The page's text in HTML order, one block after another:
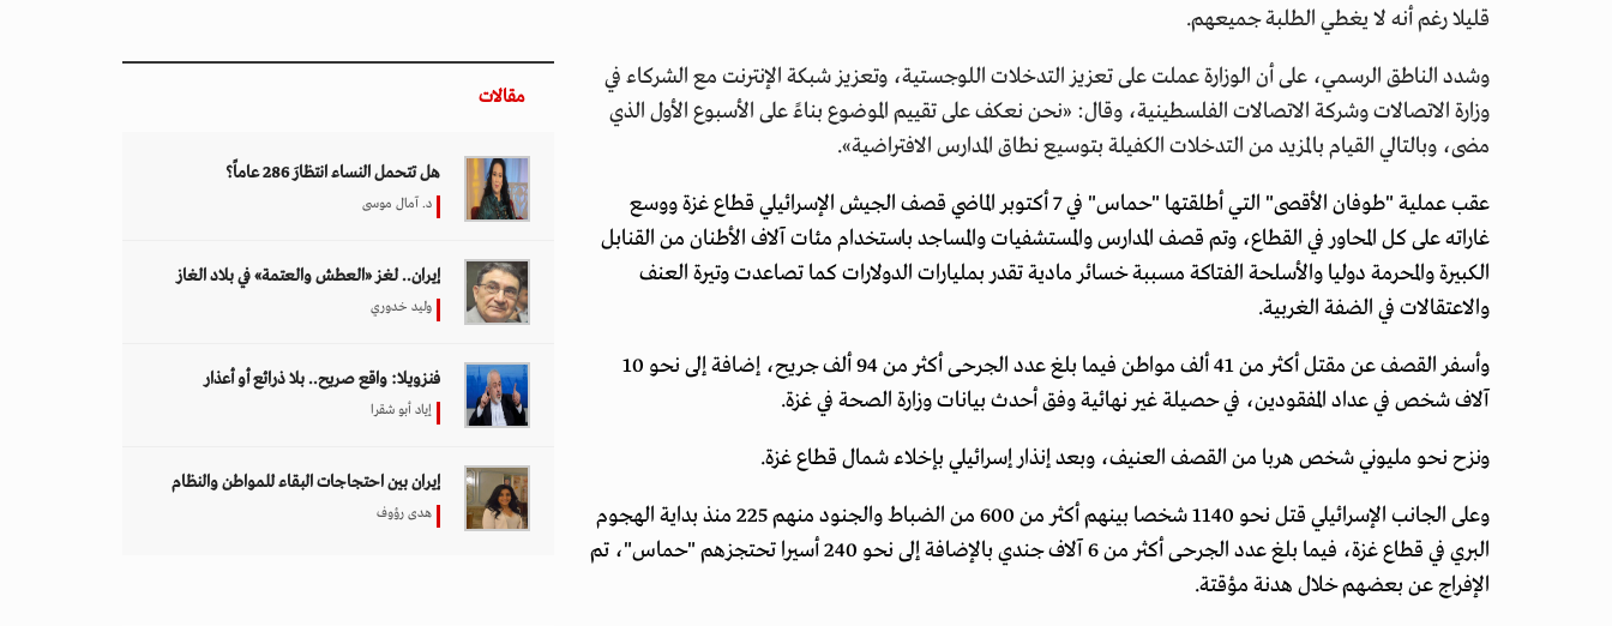
قليلا رغم أنه لا يغطي الطلبة جميعهم.
وشدد الناطق الرسمي، على أن الوزارة عملت على تعزيز التدخلات اللوجستية، وتعزيز شبكة الإنترنت مع الشركاء في
وزارة الاتصالات وشركة الاتصالات الفلسطينية، وقال: «نحن نعكف على تقييم الموضوع بناءً على الأسبوع الأول الذي
مضى، وبالتالي القيام بالمزيد من التدخلات الكفيلة بتوسيع نطاق المدارس الافتراضية».
عقب عملية "طوفان الأقصى" التي أطلقتها "حماس" في 7 أكتوبر الماضي قصف الجيش الإسرائيلي قطاع غزة ووسع
غاراته على كل المحاور في القطاع، وتم قصف المدارس والمستشفيات والمساجد باستخدام مئات آلاف الأطنان من القنابل
الكبيرة والمحرمة دوليا والأسلحة الفتاكة مسببة خسائر مادية تقدر بمليارات الدولارات كما تصاعدت وتيرة العنف
والاعتقالات في الضفة الغربية.
وأسفر القصف عن مقتل أكثر من 41 ألف مواطن فيما بلغ عدد الجرحى أكثر من 94 ألف جريح، إضافة إلى نحو 10
آلاف شخص في عداد المفقودين، في حصيلة غير نهائية وفق أحدث بيانات وزارة الصحة في غزة.
ونزح نحو مليوني شخص هربا من القصف العنيف، وبعد إنذار إسرائيلي بإخلاء شمال قطاع غزة.
وعلى الجانب الإسرائيلي قتل نحو 1140 شخصا بينهم أكثر من 600 من الضباط والجنود منهم 225 منذ بداية الهجوم
البري في قطاع غزة، فيما بلغ عدد الجرحى أكثر من 6 آلاف جندي بالإضافة إلى نحو 240 أسيرا تحتجزهم "حماس"، تم
الإفراج عن بعضهم خلال هدنة مؤقتة.
مقالات
هل تتحمل النساء انتظارَ 286 عاماً؟
د. آمال موسى
إيران.. لغز «العطش والعتمة» في بلاد الغاز
وليد خدوري
فنزويلا: واقع صريح.. بلا ذرائع أو أعذار
إياد أبو شقرا
إيران بين احتجاجات البقاء للمواطن والنظام
هدى رؤوف